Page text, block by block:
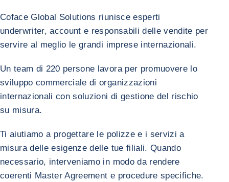
Coface Global Solutions riunisce esperti
underwriter, account e responsabili delle vendite per
servire al meglio le grandi imprese internazionali.
Un team di 220 persone lavora per promuovere lo
sviluppo commerciale di organizzazioni
internazionali con soluzioni di gestione del rischio
su misura.
Ti aiutiamo a progettare le polizze e i servizi a
misura delle esigenze delle tue filiali. Quando
necessario, interveniamo in modo da rendere
coerenti Master Agreement e procedure specifiche.